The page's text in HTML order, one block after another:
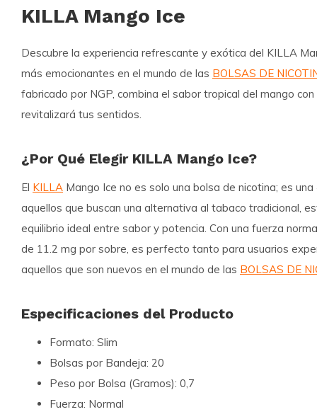
KILLA Mango Ice
Descubre la experiencia refrescante y exótica del KILLA
más emocionantes en el mundo de las BOLSAS DE
fabricado por NGP, combina el sabor tropical del mango
revitalizará tus sentidos.
¿Por Qué Elegir KILLA Mango Ice?
El KILLA Mango Ice no es solo una bolsa de nicotina; es
aquellos que buscan una alternativa al tabaco tradicional,
equilibrio ideal entre sabor y potencia. Con una fuerza
de 11.2 mg por sobre, es perfecto tanto para usuarios
aquellos que son nuevos en el mundo de las BOLSAS DE
Especificaciones del Producto
Formato: Slim
Bolsas por Bandeja: 20
Peso por Bolsa (Gramos): 0,7
Fuerza: Normal